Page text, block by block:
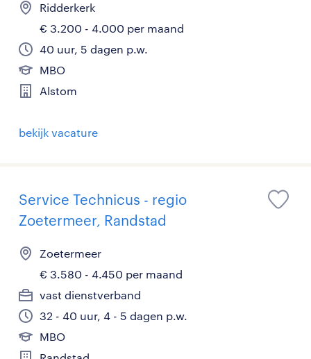
Ridderkerk
€ 3.200 - 4.000 per maand
40 uur, 5 dagen p.w.
MBO
Alstom
bekijk vacature
Service Technicus - regio
Zoetermeer, Randstad
Zoetermeer
€ 3.580 - 4.450 per maand
vast dienstverband
32 - 40 uur, 4 - 5 dagen p.w.
MBO